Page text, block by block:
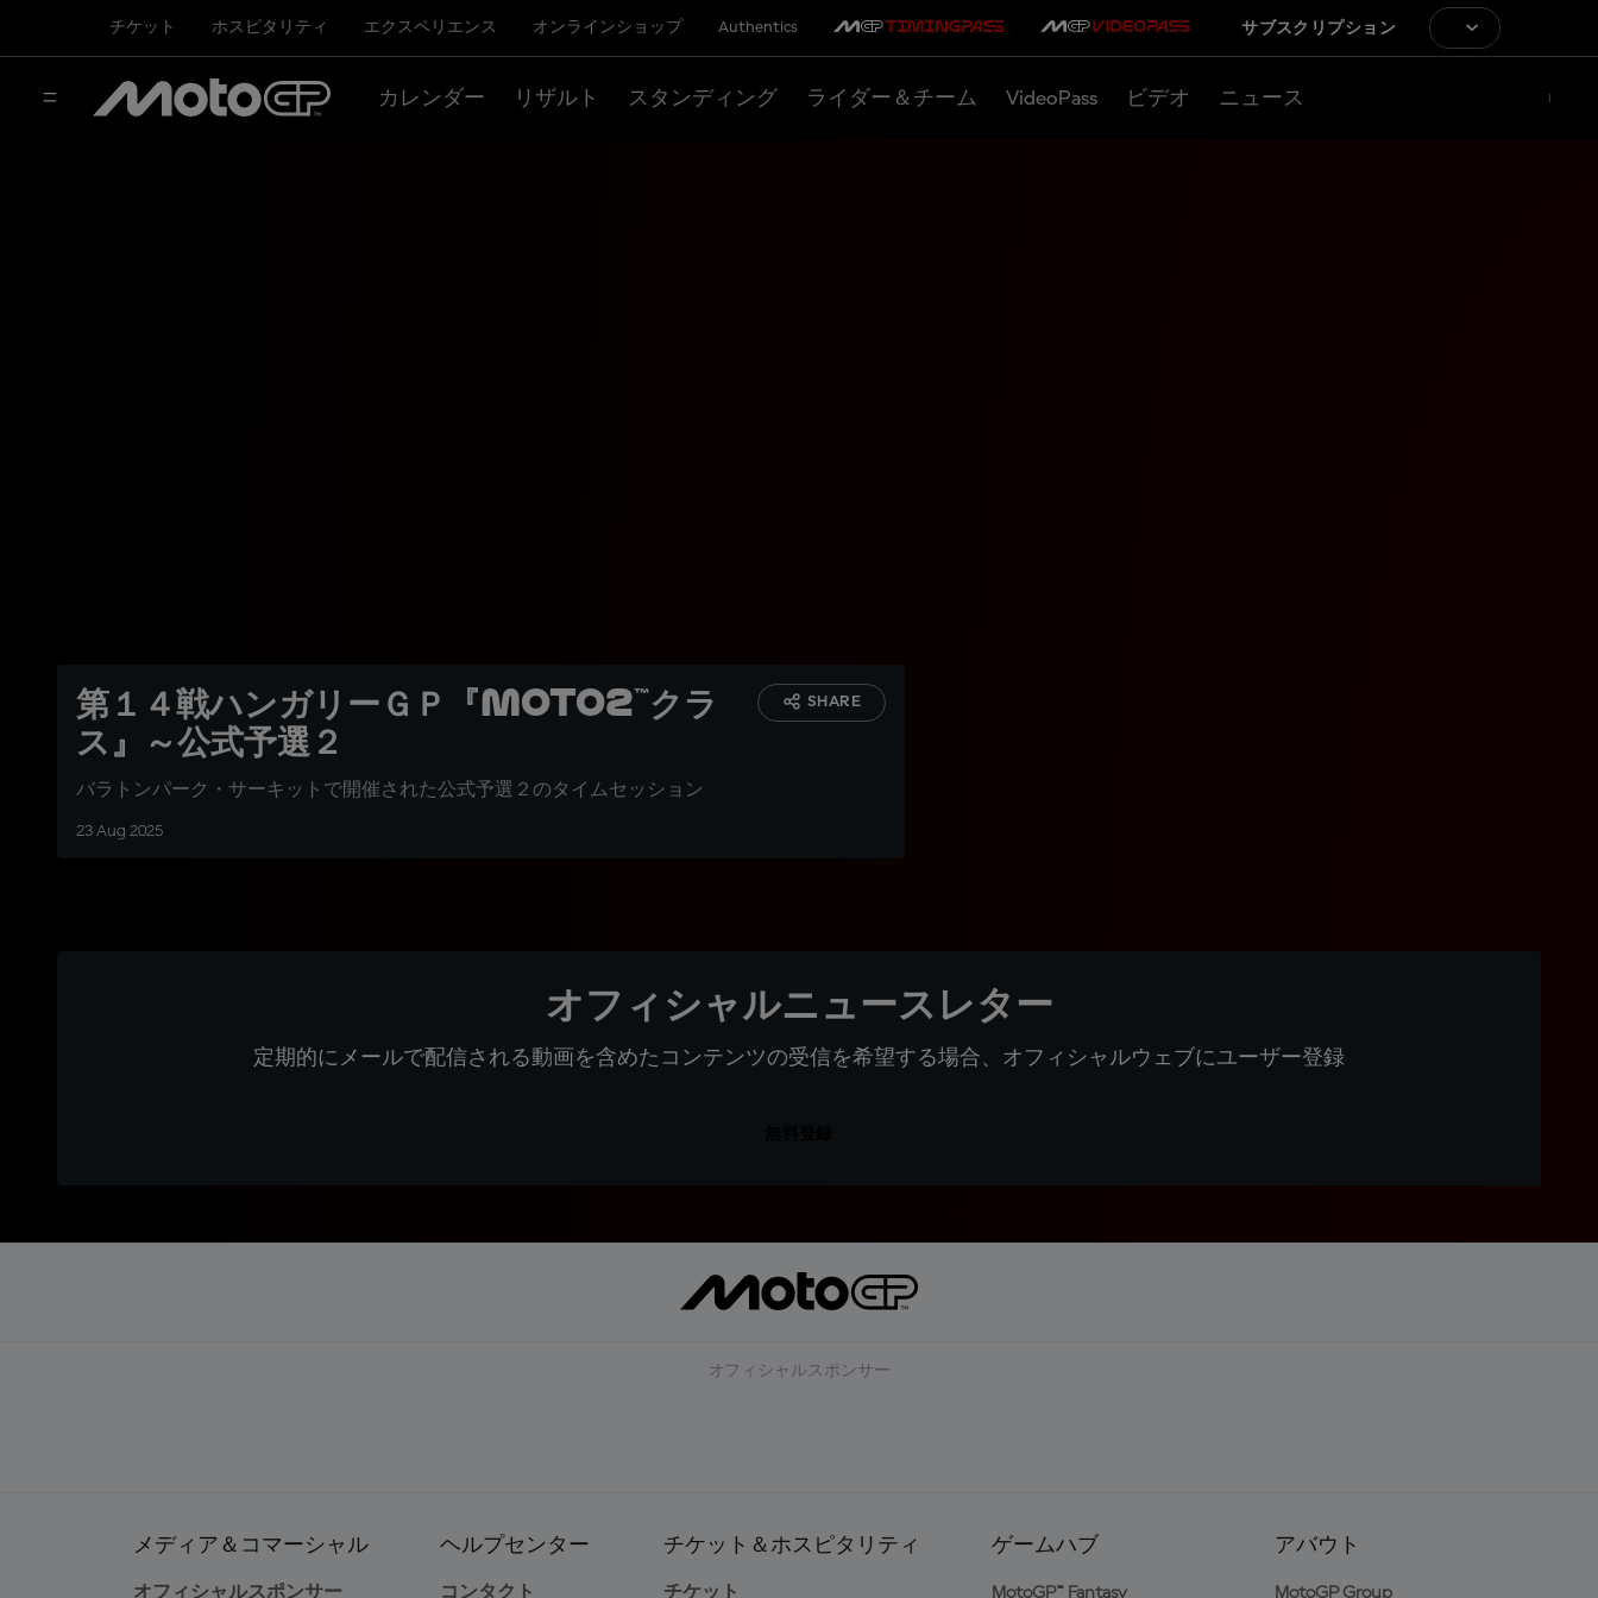
チケット ホスピタリティ エクスペリエンス オンラインショップ Authentics サブスクリプション
カレンダー リザルト スタンディング ライダー＆チーム VideoPass ビデオ ニュース
第１４戦ハンガリーＧＰ『Moto2™クラ
ス』～公式予選２
バラトンパーク・サーキットで開催された公式予選２のタイムセッション
23 Aug 2025
SHARE
オフィシャルニュースレター
定期的にメールで配信される動画を含めたコンテンツの受信を希望する場合、オフィシャルウェブにユーザー登録
オフィシャルスポンサー
メディア＆コマーシャル
オフィシャルスポンサー
ヘルプセンター
コンタクト
チケット＆ホスピタリティ
チケット
ゲームハブ
MotoGP™ Fantasy
アバウト
MotoGP Group